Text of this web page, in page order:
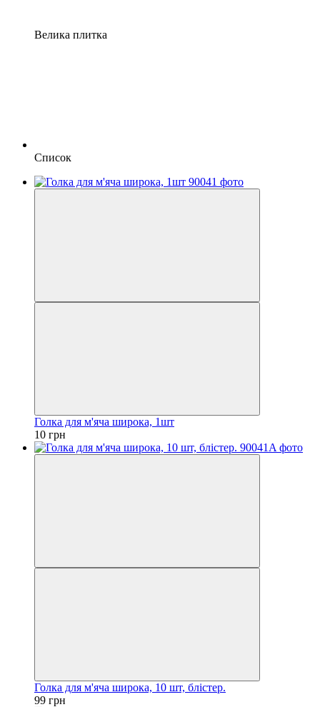
Велика плитка
Список
Голка для м'яча широка, 1шт
10 грн
Голка для м'яча широка, 10 шт, блістер.
99 грн